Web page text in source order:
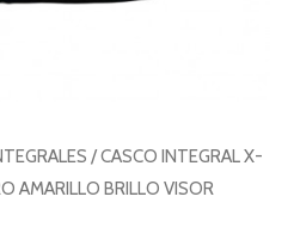
/ CASCO INTEGRAL X-
AMARILLO BRILLO VISOR